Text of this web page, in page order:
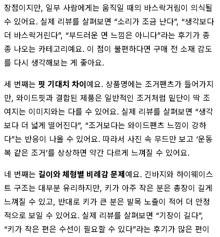
장점이지만, 일부 사람에게는 움직일 때의 바스락거림이 의식될
수 있어요. 실제 리뷰를 살펴보면 “소리가 조금 난다”, “생각보다
더 바스락거린다”, “부드러운 면 느낌은 아니다”라는 후기가 종
종 나오는 카테고리예요. 이 점이 불편하다면 구매 전 소재 감도
를 다시 생각해보는 게 좋아요.
세 번째는 핏 기대치 차이 예요. 상품명에는 조거팬츠가 들어가지
만, 와이드핏과 결합된 제품은 일반적인 조거처럼 밑단이 딱 조
여지는 이미지와는 다를 수 있어요. 실제 리뷰를 살펴보면 “생각
보다 더 넓게 떨어진다”, “조거보다는 와이드팬츠 느낌이 강하
다”는 반응이 나올 수 있어요. 따라서 사진 속 무드만 보고 ‘운동
복 같은 조거’를 상상하면 약간 다르게 느껴질 수 있어요.
네 번째는 길이와 체형별 비례감 문제 예요. 긴바지와 하이웨이스
트 구조는 대부분 유리하지만, 키가 아주 작은 분은 총장이 길게
느껴질 수 있고, 반대로 키가 큰 분은 발목 노출이 적어 더 안정
적으로 보일 수 있어요. 실제 리뷰를 살펴보면 “기장이 길다”,
“키가 작은 편은 수선이 필요할 수 있다”라는 후기가 많은 편이